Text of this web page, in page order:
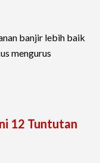
banjir lebih baik
mengurus
12 Tuntutan